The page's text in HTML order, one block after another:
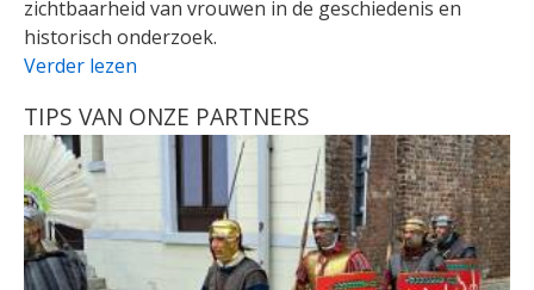
zichtbaarheid van vrouwen in de geschiedenis en
historisch onderzoek.
Verder lezen
TIPS VAN ONZE PARTNERS